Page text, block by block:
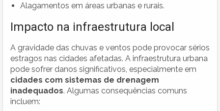
Alagamentos em áreas urbanas e rurais.
Impacto na infraestrutura local
A gravidade das chuvas e ventos pode provocar sérios
estragos nas cidades afetadas. A infraestrutura urbana
pode sofrer danos significativos, especialmente em
cidades com sistemas de drenagem
inadequados. Algumas consequências comuns
incluem: